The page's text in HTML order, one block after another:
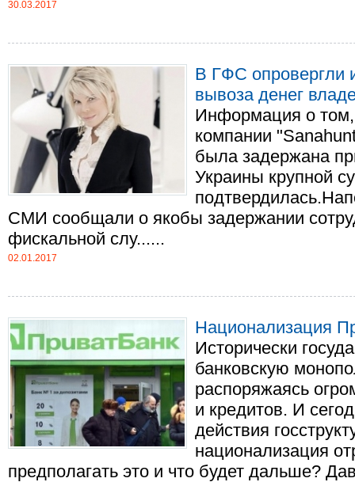
30.03.2017
В ГФС опровергли
вывоза денег
Информация о том,
компании
была задержана
Украины крупной
СМИ сообщали о якобы задержании
фискальной слу......
02.01.2017
Национализация
Исторически
банковскую
распоряжаясь
и кредитов. И
действия
национализация
предполагать это и что будет дальше?